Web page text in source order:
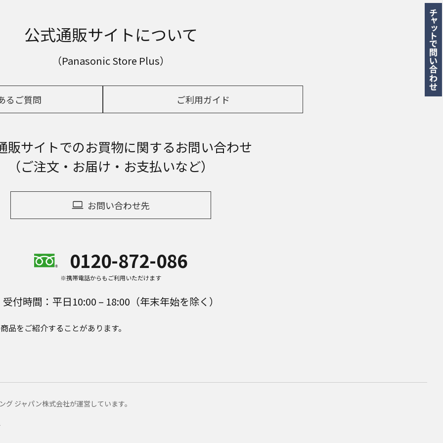
公式通販サイトについて
（Panasonic Store Plus）
るご質問 ご利用ガイド
販サイトでのお買物に関するお問い合わせ
（ご注文・お届け・お支払いなど）
お問い合わせ先
0120-872-086
※携帯電話からもご利用いただけます
受付時間：平日10:00 – 18:00（年末年始を除く）
品をご紹介することがあります。
ジャパン株式会社が運営しています。